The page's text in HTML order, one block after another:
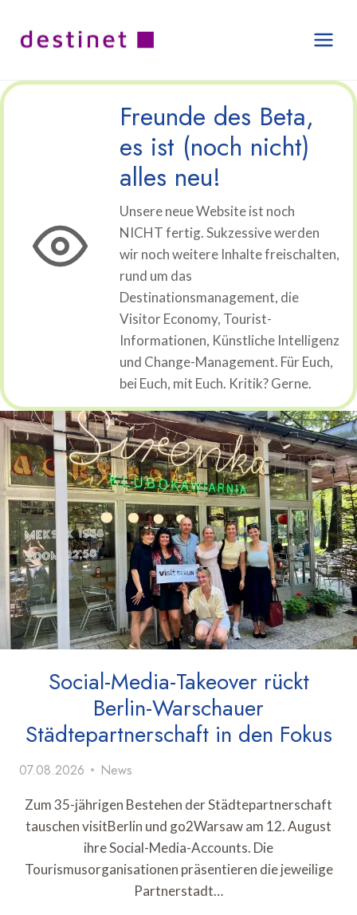
Inhalt
springen
Freunde des Beta,
es ist (noch nicht)
alles neu!
Unsere neue Website ist noch
NICHT fertig. Sukzessive werden
wir noch weitere Inhalte freischalten,
rund um das
Destinationsmanagement, die
Visitor Economy, Tourist-
Informationen, Künstliche Intelligenz
und Change-Management. Für Euch,
bei Euch, mit Euch. Kritik? Gerne.
Social-Media-Takeover rückt
Berlin-Warschauer
Städtepartnerschaft in den Fokus
07.08.2026 News
Zum 35-jährigen Bestehen der Städtepartnerschaft
tauschen visitBerlin und go2Warsaw am 12. August
ihre Social-Media-Accounts. Die
Tourismusorganisationen präsentieren die jeweilige
Partnerstadt…